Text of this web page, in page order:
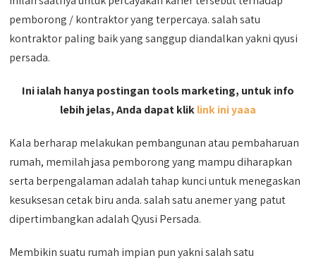
pemborong / kontraktor yang terpercaya. salah satu
kontraktor paling baik yang sanggup diandalkan yakni qyusi
persada.
Ini ialah hanya postingan tools marketing, untuk info
lebih jelas, Anda dapat kliklink ini yaaa
Kala berharap melakukan pembangunan atau pembaharuan
rumah, memilah jasa pemborong yang mampu diharapkan
serta berpengalaman adalah tahap kunci untuk menegaskan
kesuksesan cetak biru anda. salah satu anemer yang patut
dipertimbangkan adalah Qyusi Persada.
Membikin suatu rumah impian pun yakni salah satu